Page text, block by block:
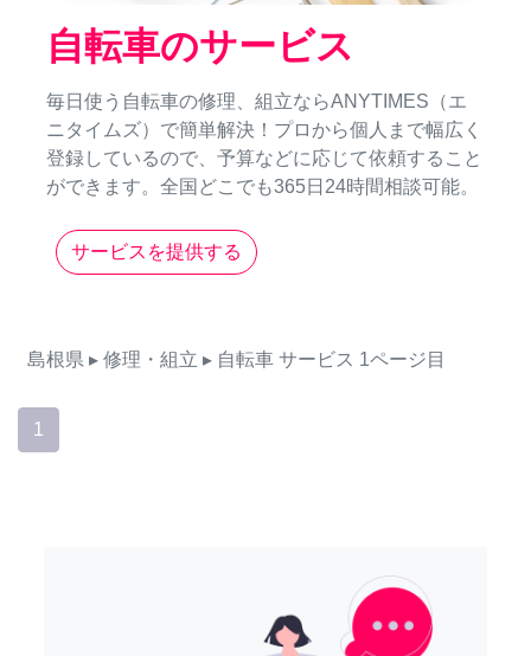
自転車のサービス
毎日使う自転車の修理、組立ならANYTIMES（エ
ニタイムズ）で簡単解決！プロから個人まで幅広く
登録しているので、予算などに応じて依頼すること
ができます。全国どこでも365日24時間相談可能。
サービスを提供する
島根県 ▸ 修理・組立 ▸ 自転車 サービス 1ページ目
1